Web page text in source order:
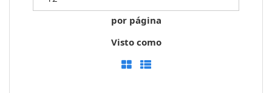
por página
Visto como